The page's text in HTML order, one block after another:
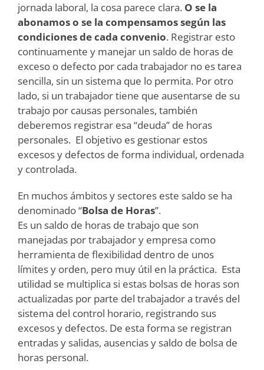
jornada laboral, la cosa parece clara. O se la
abonamos o se la compensamos según las
condiciones de cada convenio. Registrar esto
continuamente y manejar un saldo de horas de
exceso o defecto por cada trabajador no es tarea
sencilla, sin un sistema que lo permita. Por otro
lado, si un trabajador tiene que ausentarse de su
trabajo por causas personales, también
deberemos registrar esa “deuda” de horas
personales. El objetivo es gestionar estos
excesos y defectos de forma individual, ordenada
y controlada.
En muchos ámbitos y sectores este saldo se ha
denominado “Bolsa de Horas”.
Es un saldo de horas de trabajo que son
manejadas por trabajador y empresa como
herramienta de flexibilidad dentro de unos
límites y orden, pero muy útil en la práctica. Esta
utilidad se multiplica si estas bolsas de horas son
actualizadas por parte del trabajador a través del
sistema del control horario, registrando sus
excesos y defectos. De esta forma se registran
entradas y salidas, ausencias y saldo de bolsa de
horas personal.